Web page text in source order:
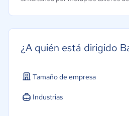
¿A quién está dirigido
Tamaño de empresa
Micro: 1 a 9 trabajadores
Industrias